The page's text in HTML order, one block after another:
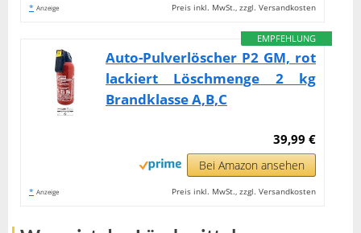
* Anzeige Preis inkl. MwSt., zzgl. Versandkosten
EMPFEHLUNG
Auto-Pulverlöscher P2 GM, rot
lackiert Löschmenge 2 kg
Brandklasse A,B,C
39,99 €
Bei Amazon ansehen
* Anzeige Preis inkl. MwSt., zzgl. Versandkosten